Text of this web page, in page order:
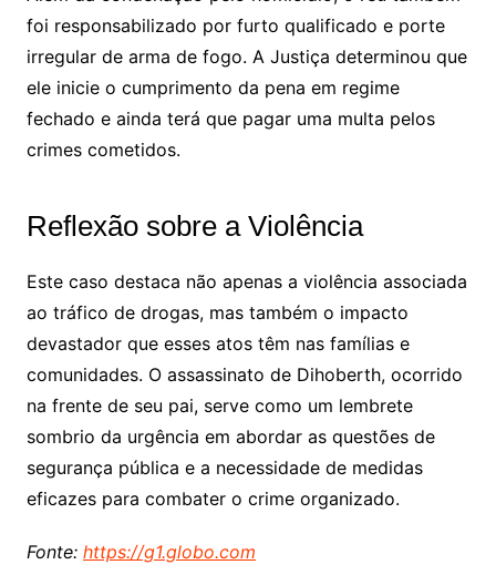
foi responsabilizado por furto qualificado e porte
irregular de arma de fogo. A Justiça determinou que
ele inicie o cumprimento da pena em regime
fechado e ainda terá que pagar uma multa pelos
crimes cometidos.
Reflexão sobre a Violência
Este caso destaca não apenas a violência associada
ao tráfico de drogas, mas também o impacto
devastador que esses atos têm nas famílias e
comunidades. O assassinato de Dihoberth, ocorrido
na frente de seu pai, serve como um lembrete
sombrio da urgência em abordar as questões de
segurança pública e a necessidade de medidas
eficazes para combater o crime organizado.
Fonte: https://g1.globo.com